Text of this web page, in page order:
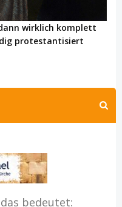
wirklich komplett
protestantisiert
bedeutet: